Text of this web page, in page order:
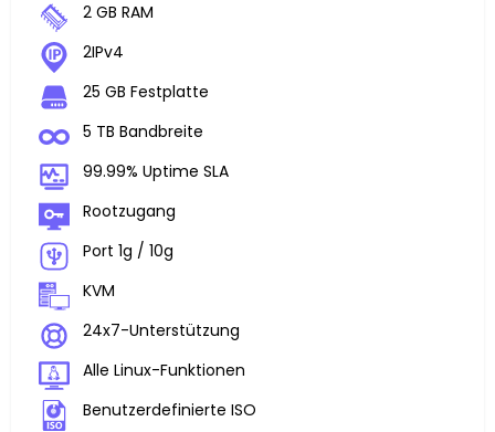
2 GB RAM
2IPv4
25 GB Festplatte
5 TB Bandbreite
99.99% Uptime SLA
Rootzugang
Port 1g / 10g
KVM
24x7-Unterstützung
Alle Linux-Funktionen
Benutzerdefinierte ISO